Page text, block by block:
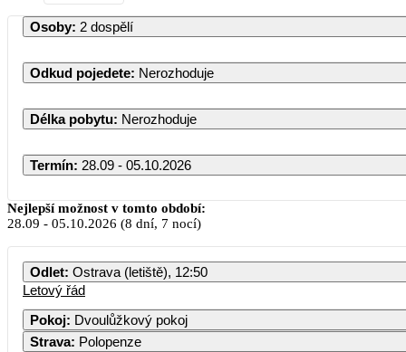
Osoby: 2 dospělí
Odkud pojedete: Nerozhoduje
Délka pobytu: Nerozhoduje
Termín: 28.09 - 05.10.2026
Nejlepší možnost v tomto období:
28.09 - 05.10.2026 (8 dní, 7 nocí)
Odlet: Ostrava (letiště), 12:50
Letový řád
Pokoj: Dvoulůžkový pokoj
Strava: Polopenze